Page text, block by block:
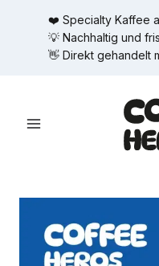
springen
❤️ Specialty Kaffee
💡 Nachhaltig und
👋 Direkt gehandelt